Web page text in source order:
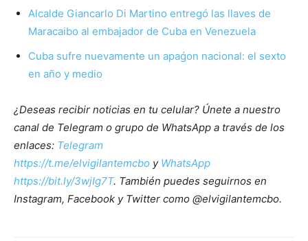
Alcalde Giancarlo Di Martino entregó las llaves de
Maracaibo al embajador de Cuba en Venezuela
Cuba sufre nuevamente un apaǵon nacional: el sexto
en año y medio
¿Deseas recibir noticias en tu celular? Únete a nuestro
canal de Telegram o grupo de WhatsApp a través de los
enlaces: Telegram
https://t.me/elvigilantemcbo y WhatsApp
https://bit.ly/3wjIg7T. También puedes seguirnos en
Instagram, Facebook y Twitter como @elvigilantemcbo.